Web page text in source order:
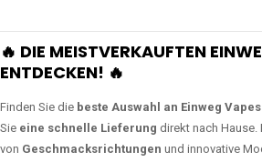
🔥 DIE MEISTVERKAUFTEN
ENTDECKEN! 🔥
Finden Sie die beste Auswahl an Einweg Vapes
Sie eine schnelle Lieferung direkt nach Hause.
von Geschmacksrichtungen und innovative